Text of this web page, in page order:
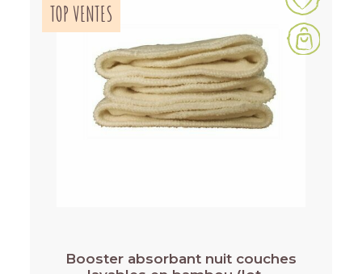
TOP VENTES
Booster absorbant nuit couches